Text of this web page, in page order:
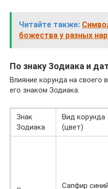
Читайте также:
божества у разных
По знаку Зодиака и
Влияние корунда на своего
его знаком Зодиака.
Знак
Зодиака
Вид корунда
(цвет)
Сапфир